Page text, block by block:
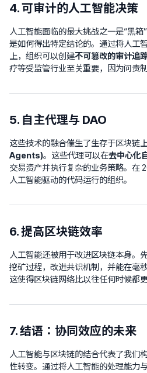
4. 可审计的人工智能决策
人工智能面临的最大挑战之一是“黑
是如何得出特定结论的。通过将人工
上，组织可以创建不可篡改的审计追
疗等受监管行业至关重要，因为问责
5. 自主代理与 DAO
这些技术的融合催生了生存于区块链
Agents)。这些代理可以在去中心化
交易资产并执行复杂的业务策略。在
人工智能驱动的代码运行的组织。
6. 提高区块链效率
人工智能还被用于改进区块链本身。
挖矿过程，改进共识机制，并能在毫
这使得区块链网络比以往任何时候都
7. 结语：协同效应的未来
人工智能与区块链的结合代表了我们
性转变。通过将人工智能的处理能力